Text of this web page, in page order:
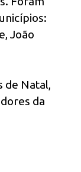
João
de Natal,
da